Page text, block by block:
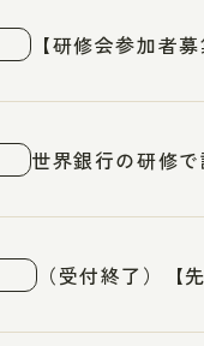
【研修会参加者
世界銀行の研修
（受付終了）【